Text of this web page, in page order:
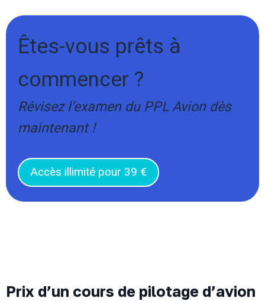
Êtes-vous prêts à
commencer ?
Révisez l’examen du PPL Avion dès
maintenant !
Accès illimité pour 39 €
Prix d’un cours de pilotage d’avion